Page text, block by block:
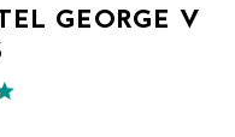
GEORGE V